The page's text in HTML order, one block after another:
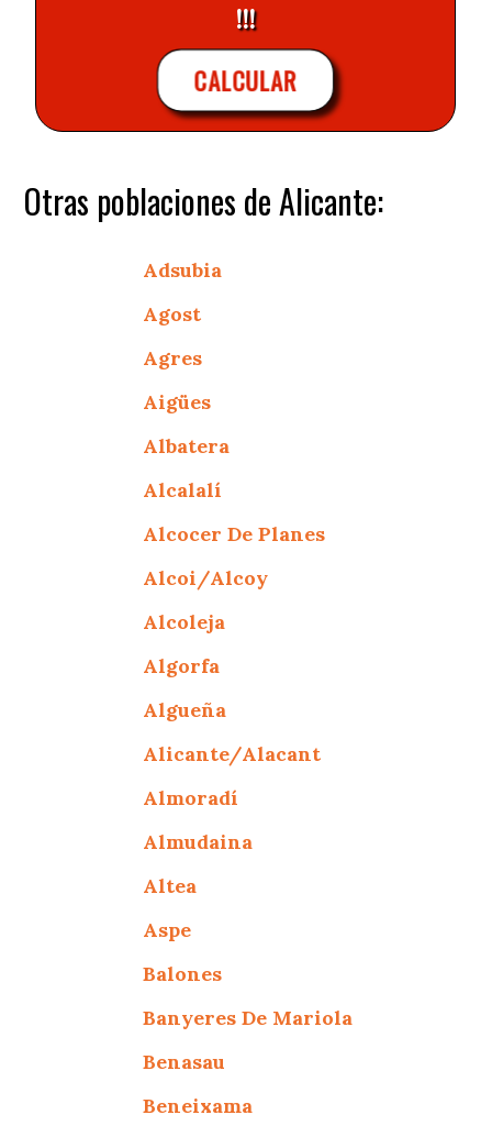
!!!
CALCULAR
Otras poblaciones de Alicante:
Adsubia
Agost
Agres
Aigües
Albatera
Alcalalí
Alcocer De Planes
Alcoi/Alcoy
Alcoleja
Algorfa
Algueña
Alicante/Alacant
Almoradí
Almudaina
Altea
Aspe
Balones
Banyeres De Mariola
Benasau
Beneixama